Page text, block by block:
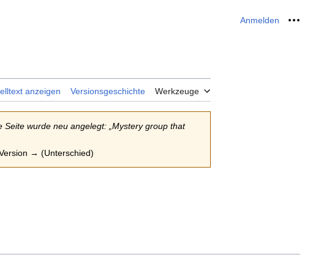
Anmelden Meine
anzeigen Versionsgeschichte Werkzeuge
Seite wurde neu angelegt: „Mystery group that
→ (Unterschied)